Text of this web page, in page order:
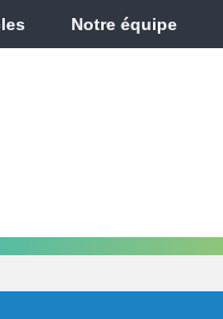
Notre équipe